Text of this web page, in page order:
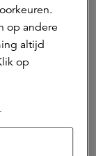
op andere
altijd
op